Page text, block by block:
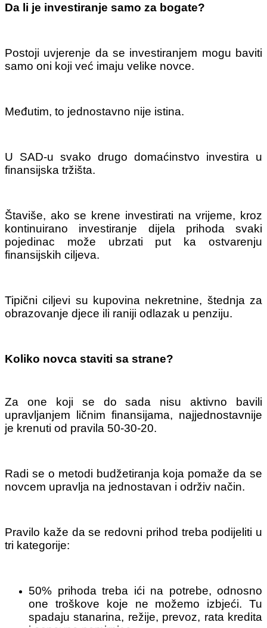
Da li je investiranje samo za bogate?
Postoji uvjerenje da se investiranjem mogu baviti
samo oni koji već imaju velike novce.
Međutim, to jednostavno nije istina.
U SAD-u svako drugo domaćinstvo investira u
finansijska tržišta.
Štaviše, ako se krene investirati na vrijeme, kroz
kontinuirano investiranje dijela prihoda svaki
pojedinac može ubrzati put ka ostvarenju
finansijskih ciljeva.
Tipični ciljevi su kupovina nekretnine, štednja za
obrazovanje djece ili raniji odlazak u penziju.
Koliko novca staviti sa strane?
Za one koji se do sada nisu aktivno bavili
upravljanjem ličnim finansijama, najjednostavnije
je krenuti od pravila 50-30-20.
Radi se o metodi budžetiranja koja pomaže da se
novcem upravlja na jednostavan i održiv način.
Pravilo kaže da se redovni prihod treba podijeliti u
tri kategorije:
50% prihoda treba ići na potrebe, odnosno
one troškove koje ne možemo izbjeći. Tu
spadaju stanarina, režije, prevoz, rata kredita